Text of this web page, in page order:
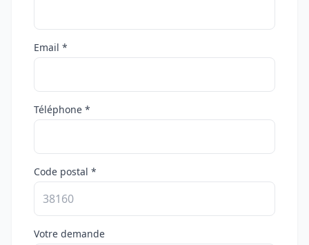
Email *
Téléphone *
Code postal *
Votre demande